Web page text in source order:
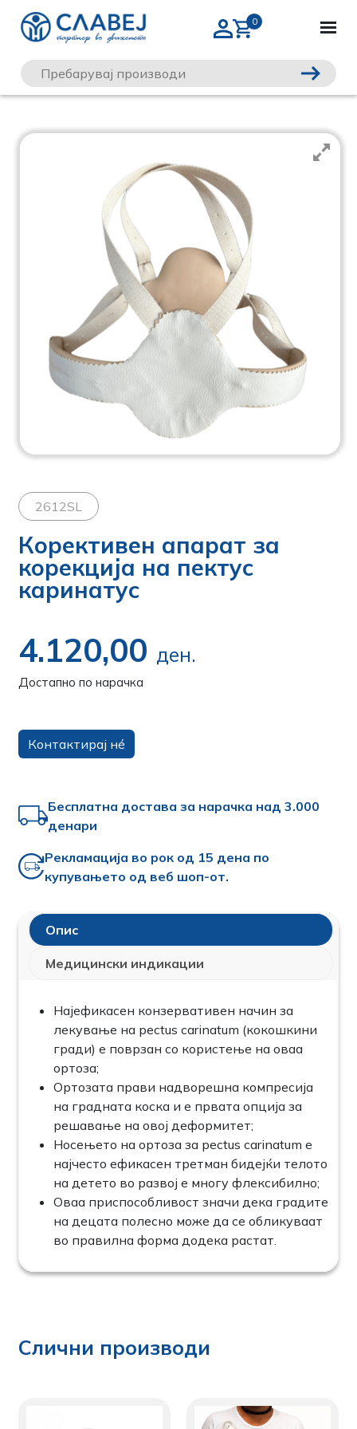
2612SL
Корективен апарат за
корекција на пектус
каринатус
4.120,00 ден.
Достапно по нарачка
Контактирај нé
Бесплатна достава за нарачка над 3.000
денари
Рекламација во рок од 15 дена по
купувањето од веб шоп-от.
Опис
Медицински индикации
Најефикасен конзервативен начин за
лекување на pectus carinatum (кокошкини
гради) е поврзан со користење на оваа
ортоза;
Ортозата прави надворешна компресија
на градната коска и е првата опција за
решавање на овој деформитет;
Носењето на ортоза за pectus carinatum е
најчесто ефикасен третман бидејќи телото
на детето во развој е многу флексибилно;
Оваа приспособливост значи дека градите
на децата полесно може да се обликуваат
во правилна форма додека растат.
Слични производи